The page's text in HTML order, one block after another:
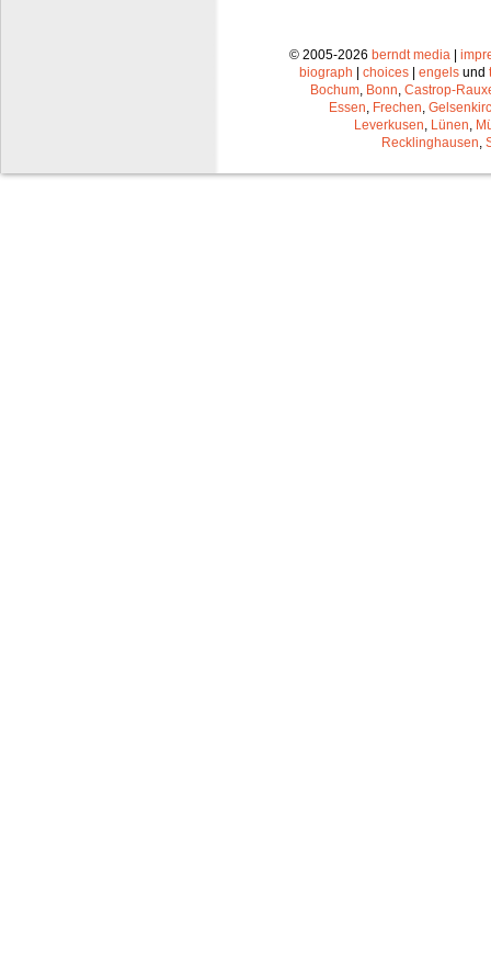
© 2005-2026 berndt media|
biograph
choices engels und
Bochum, Bonn, Castrop-
Essen, Frechen,
Leverkusen, Lünen,
Recklinghausen,